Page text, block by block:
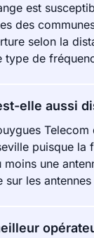
est
des
selon la
de
elle aussi
Telecom
puisque la
une
les